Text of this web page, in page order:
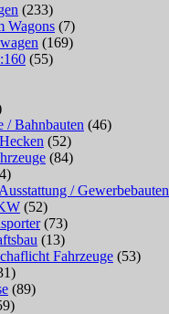
(233)
Wagons (7)
(169)
(55)
/ Bahnbauten (46)
(52)
(84)
/ Gewerbebauten
(52)
(73)
(13)
Fahrzeuge (53)
(89)